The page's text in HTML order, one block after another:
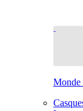
Monde